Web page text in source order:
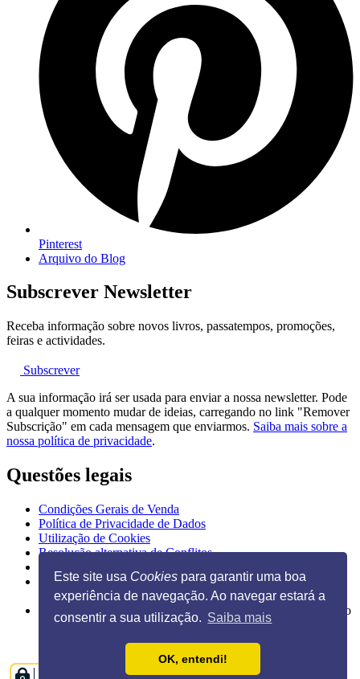
Este site usa Cookies para garantir uma boa
experiência de navegação. Ao navegar estará a
consentir a sua utilização. Saiba mais
OK, entendi!
Pinterest
Arquivo do Blog
Subscrever Newsletter
Receba informação sobre novos livros, passatempos, promoções,
feiras e actividades.
Subscrever
A sua informação irá ser usada para enviar a nossa newsletter. Pode
a qualquer momento mudar de ideias, carregando no link "Remover
Subscrição" em cada mensagem que enviarmos. Saiba mais sobre a
nossa política de privacidade.
Questões legais
Condições Gerais de Venda
Política de Privacidade de Dados
Utilização de Cookies
Resolução alternativa de Conflitos
Ilustração na página inicial de Guido Van Genechten, do livro
Posso espreitar as tuas chuchas? "